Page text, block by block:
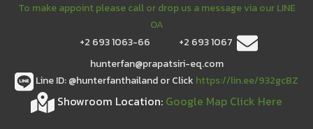
To make appoint please call or drop us a message via our LINE
OA
+2 693 1063-66
+2 693 1067
hunterfan@prapatsiri-eq.com
Line ID: @hunterfanthailand or Click https://lin.ee/932gcBZ
Showroom Location: Google Map Click Here